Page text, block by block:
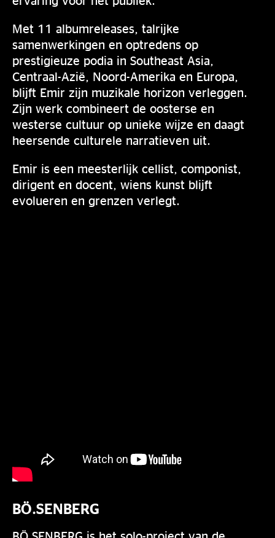
Met 11 albumreleases, talrijke
samenwerkingen en optredens op
prestigieuze podia in Southeast Asia,
Centraal-Azië, Noord-Amerika en Europa,
blijft Emir zijn muzikale horizon verleggen.
Zijn werk combineert de oosterse en
westerse cultuur op unieke wijze en daagt
heersende culturele narratieven uit.
Emir is een meesterlijk cellist, componist,
dirigent en docent, wiens kunst blijft
evolueren en grenzen verlegt.
BÖ.SENBERG